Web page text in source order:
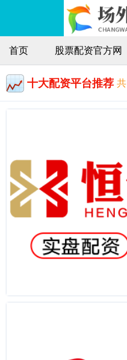
首页 股票配资官方网
十大配资平台推荐 共